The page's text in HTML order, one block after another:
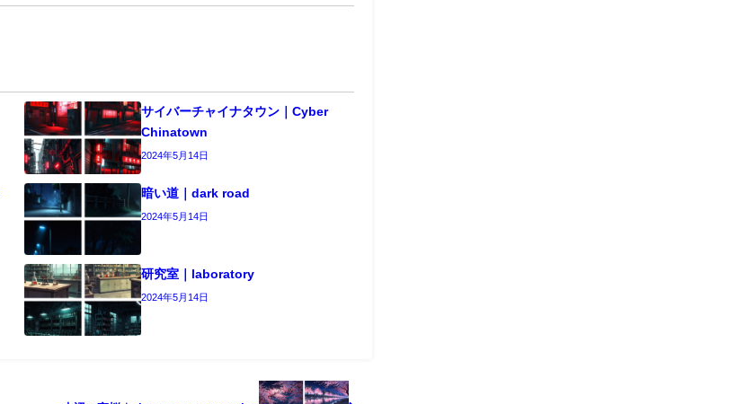
サイバーチャイナタウン｜Cyber ​​
Chinatown
2024年5月14日
暗い道｜dark road
2024年5月14日
研究室｜laboratory
2024年5月14日